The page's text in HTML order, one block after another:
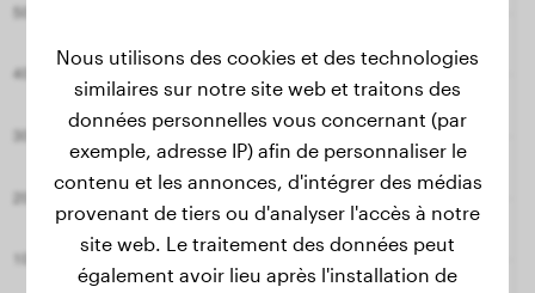
Nous utilisons des cookies et des technologies
similaires sur notre site web et traitons des
données personnelles vous concernant (par
exemple, adresse IP) afin de personnaliser le
contenu et les annonces, d'intégrer des médias
provenant de tiers ou d'analyser l'accès à notre
site web. Le traitement des données peut
également avoir lieu après l'installation de